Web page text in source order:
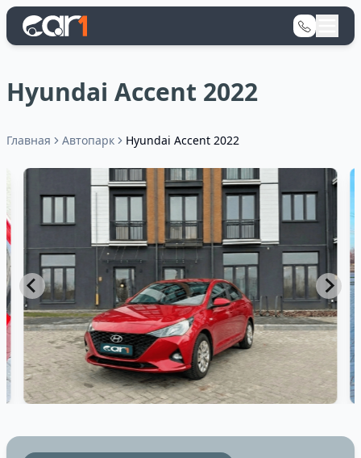
Hyundai Accent 2022
Главная Автопарк Hyundai Accent 2022